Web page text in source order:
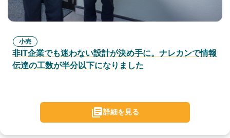
小売
非IT企業でも迷わない設計が決め手に。ナレカンで情報
伝達の工数が半分以下になりました
詳細を見る